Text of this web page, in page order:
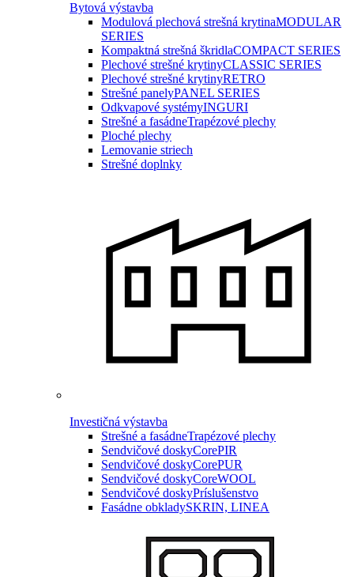
Bytová výstavba
Modulová plechová strešná krytinaMODULAR
SERIES
Kompaktná strešná škridlaCOMPACT SERIES
Plechové strešné krytinyCLASSIC SERIES
Plechové strešné krytinyRETRO
Strešné panelyPANEL SERIES
Odkvapové systémyINGURI
Strešné a fasádneTrapézové plechy
Ploché plechy
Lemovanie striech
Strešné doplnky
Investičná výstavba
Strešné a fasádneTrapézové plechy
Sendvičové doskyCorePIR
Sendvičové doskyCorePUR
Sendvičové doskyCoreWOOL
Sendvičové doskyPríslušenstvo
Fasádne obkladySKRIN, LINEA